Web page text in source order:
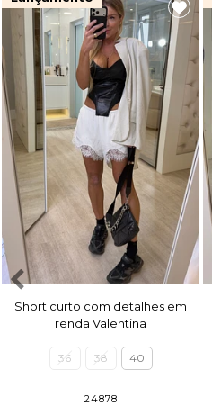
Short curto com detalhes em
renda Valentina
36 38 40
24878